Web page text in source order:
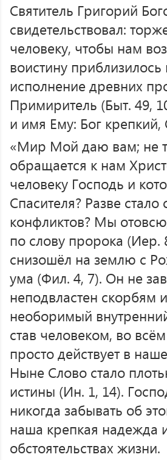
Святитель Григорий
свидетельствовал:
человеку, чтобы нам
воистину
исполнение древних
Примиритель (Быт. 49,
и имя Ему: Бог
«Мир Мой даю вам; не
обращается к нам
человеку Господь и
Спасителя? Разве
конфликтов? Мы
по слову пророка
снизошёл на землю с
ума (Фил. 4, 7). Он не
неподвластен скорбям
необоримый
став человеком, во
просто действует в
Ныне Слово стало
истины (Ин. 1, 14).
никогда забывать об
наша крепкая надежда
обстоятельствах жизни.